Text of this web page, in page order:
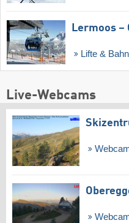
Lermoos –
Lifte &
Live-Webcams